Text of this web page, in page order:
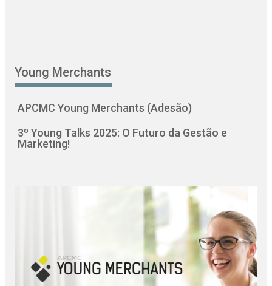
Young Merchants
APCMC Young Merchants (Adesão)
3º Young Talks 2025: O Futuro da Gestão e
Marketing!